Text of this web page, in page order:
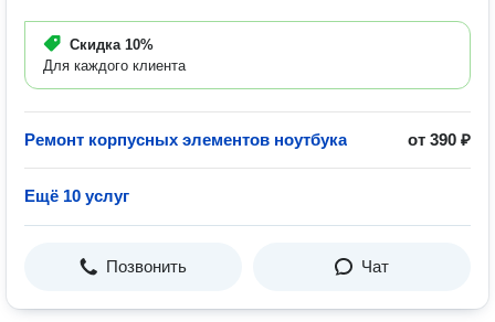
Скидка 10%
Для каждого клиента
Ремонт корпусных элементов ноутбука от 390 ₽
Ещё 10 услуг
Позвонить Чат